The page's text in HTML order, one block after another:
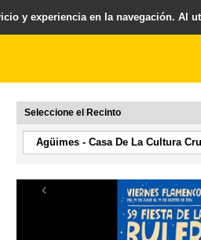
Seleccione el Recinto
‹
y experiencia en la navegación. Al